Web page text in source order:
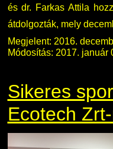
és dr. Farkas Attila
átdolgozták, mely
Megjelent: 2016.
Módosítás: 2017. január
Sikeres
Ecotech